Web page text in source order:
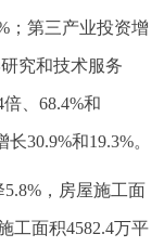
；第三产业投资增
究和技术服务
、68.4%和
30.9%和19.3%。
，房屋施工面
工面积4582.4万平